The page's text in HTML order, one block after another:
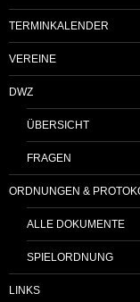
TERMINKALENDER
VEREINE
DWZ
ÜBERSICHT
FRAGEN
ORDNUNGEN &
ALLE DOKUMENTE
SPIELORDNUNG
LINKS